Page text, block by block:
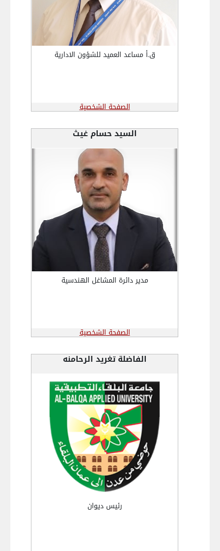
ق.أ مساعد العميد للشؤون الادارية
الصفحة الشخصية
السيد حسام غيث
مدير دائرة المشاغل الهندسية
الصفحة الشخصية
الفاضلة تغريد الرحامنه
رئيس ديوان